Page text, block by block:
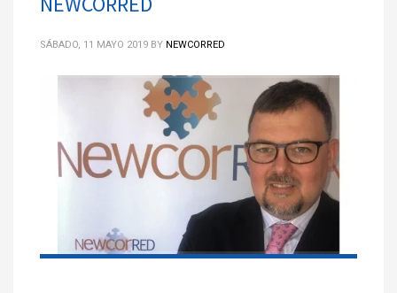
SÁBADO, 11 MAYO 2019 BY NEWCORRED